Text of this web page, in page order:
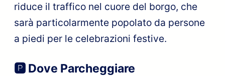
riduce il traffico nel cuore del borgo, che
sarà particolarmente popolato da persone
a piedi per le celebrazioni festive.
🅿️ Dove Parcheggiare